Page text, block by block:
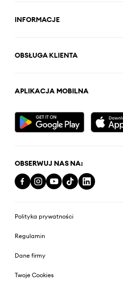
INFORMACJE
OBSŁUGA KLIENTA
APLIKACJA MOBILNA
OBSERWUJ NAS NA:
Polityka prywatności
Regulamin
Dane firmy
Twoje Cookies